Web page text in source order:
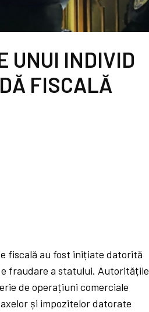
UNUI INDIVID
FISCALĂ
fiscală au fost inițiate datorită
fraudare a statului. Autoritățile
de operațiuni comerciale
și impozitelor datorate